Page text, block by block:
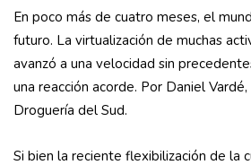
En poco más de cuatro meses, el
futuro. La virtualización de muchas
avanzó a una velocidad sin
una reacción acorde. Por Daniel
Droguería del Sud.
Si bien la reciente flexibilización de la